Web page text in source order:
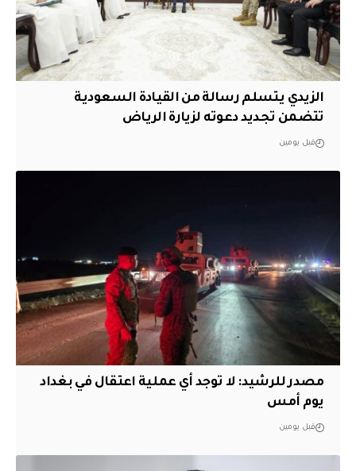
الزيدي يتسلم رسالة من القيادة السعودية
تتضمن تجديد دعوته لزيارة الرياض
قبل يومين
مصدر للرشيد: لا توجد أي عملية اعتقال في بغداد
يوم أمس
قبل يومين